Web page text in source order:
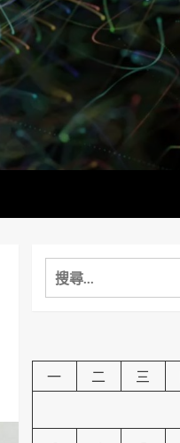
搜
尋
字:
一
二 三